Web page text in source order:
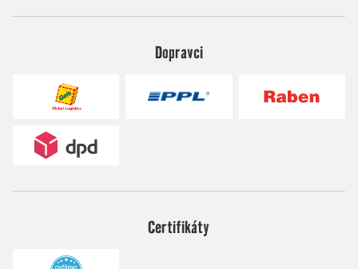
Dopravci
Certifikáty